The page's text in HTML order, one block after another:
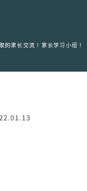
家长交流！家长学习小组！